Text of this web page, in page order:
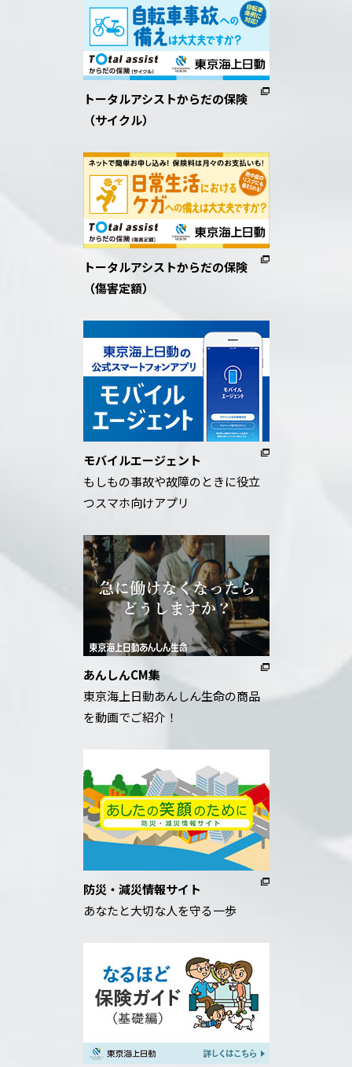
トータルアシストからだの保険
（サイクル）
トータルアシストからだの保険
（傷害定額）
モバイルエージェント
もしもの事故や故障のときに役立
つスマホ向けアプリ
あんしんCM集
東京海上日動あんしん生命の商品
を動画でご紹介！
防災・減災情報サイト
あなたと大切な人を守る一歩